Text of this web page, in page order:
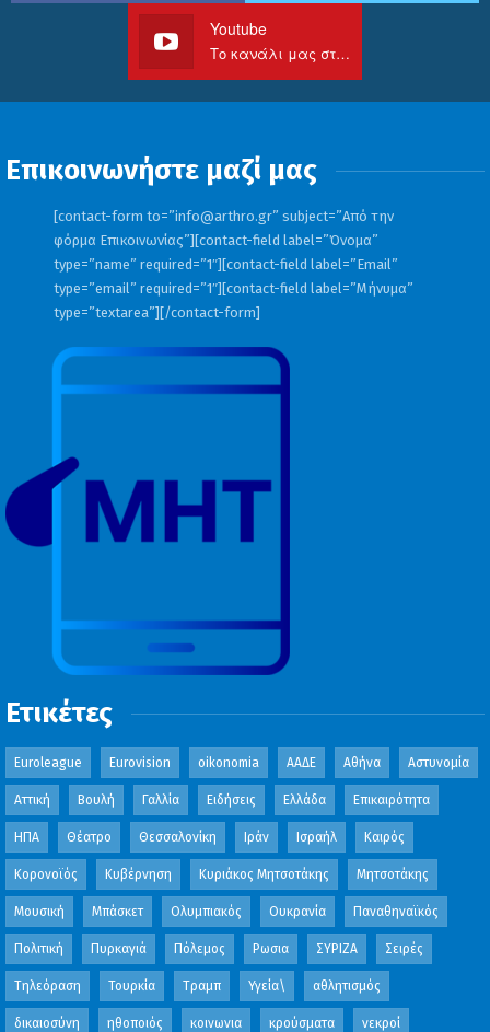
Youtube
Το κανάλι μας στο Youtube
Επικοινωνήστε μαζί μας
[contact-form to=”info@arthro.gr” subject=”Από την
φόρμα Επικοινωνίας”][contact-field label=”Όνομα”
type=”name” required=”1″][contact-field label=”Email”
type=”email” required=”1″][contact-field label=”Μήνυμα”
type=”textarea”][/contact-form]
Ετικέτες
Euroleague Eurovision oikonomia ΑΑΔΕ Αθήνα Αστυνομία
Αττική Βουλή Γαλλία Ειδήσεις Ελλάδα Επικαιρότητα
ΗΠΑ Θέατρο Θεσσαλονίκη Ιράν Ισραήλ Καιρός
Κορονοϊός Κυβέρνηση Κυριάκος Μητσοτάκης Μητσοτάκης
Μουσική Μπάσκετ Ολυμπιακός Ουκρανία Παναθηναϊκός
Πολιτική Πυρκαγιά Πόλεμος Ρωσια ΣΥΡΙΖΑ Σειρές
Τηλεόραση Τουρκία Τραμπ Υγεία\ αθλητισμός
δικαιοσύνη ηθοποιός κοινωνια κρούσματα νεκροί